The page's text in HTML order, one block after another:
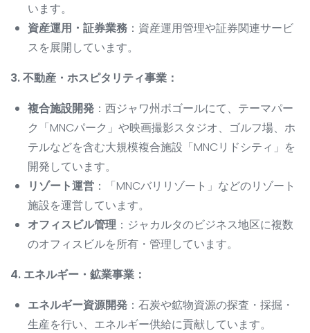
います。
資産運用・証券業務 ：資産運用管理や証券関連サービ
スを展開しています。
3. 不動産・ホスピタリティ事業：
複合施設開発 ：西ジャワ州ボゴールにて、テーマパー
ク「MNCパーク」や映画撮影スタジオ、ゴルフ場、ホ
テルなどを含む大規模複合施設「MNCリドシティ」を
開発しています。
リゾート運営 ：「MNCバリリゾート」などのリゾート
施設を運営しています。
オフィスビル管理 ：ジャカルタのビジネス地区に複数
のオフィスビルを所有・管理しています。
4. エネルギー・鉱業事業：
エネルギー資源開発 ：石炭や鉱物資源の探査・採掘・
生産を行い、エネルギー供給に貢献しています。